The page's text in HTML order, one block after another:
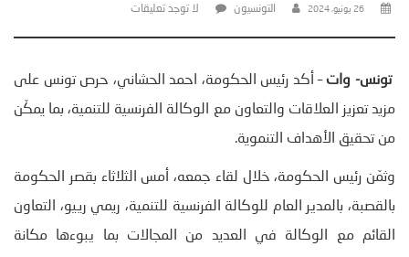
26 يونيو، 2024 التونسيون لا توجد تعليقات
تونس- وات– أكد رئيس الحكومة، احمد الحشاني، حرص تونس على
مزيد تعزيز العلاقات والتعاون مع الوكالة الفرنسية للتنمية، بما يمكّن
من تحقيق الأهداف التنموية.
وثمّن رئيس الحكومة، خلال لقاء جمعه، أمس الثلاثاء بقصر الحكومة
بالقصبة، بالمدير العام للوكالة الفرنسية للتنمية، ريمي رييو، التعاون
القائم مع الوكالة في العديد من المجالات بما يبوءها مكانة